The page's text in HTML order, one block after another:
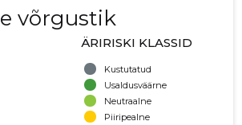
võrgustik
ÄRIRISKI KLASSID
Kustutatud
Usaldusväärne
Neutraalne
Piiripealne